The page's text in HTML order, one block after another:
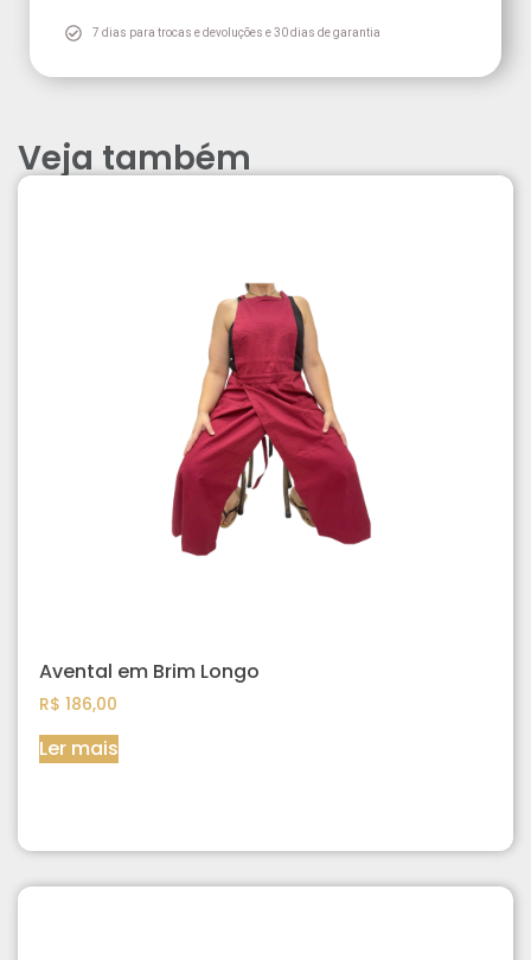
7 dias para trocas e devoluções e 30 dias de garantia
Veja também
Avental em Brim Longo
R$ 186,00
Ler mais